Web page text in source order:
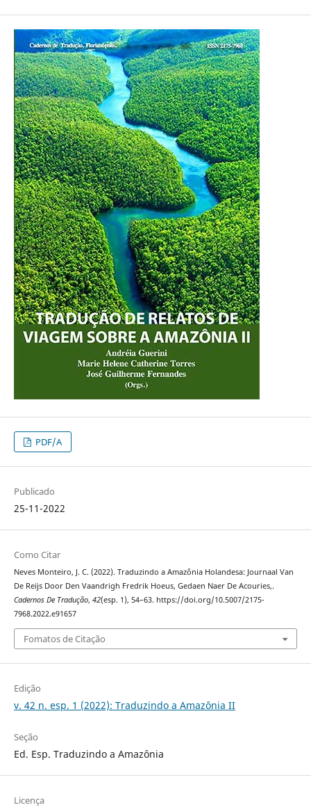
PDF/A
Publicado
25-11-2022
Como Citar
Neves Monteiro, J. C. (2022). Traduzindo a Amazônia Holandesa: Journaal Van
De Reijs Door Den Vaandrigh Fredrik Hoeus, Gedaen Naer De Acouries,.
Cadernos De Tradução, 42(esp. 1), 54–63. https://doi.org/10.5007/2175-
7968.2022.e91657
Fomatos de Citação
Edição
v. 42 n. esp. 1 (2022): Traduzindo a Amazônia II
Seção
Ed. Esp. Traduzindo a Amazônia
Licença